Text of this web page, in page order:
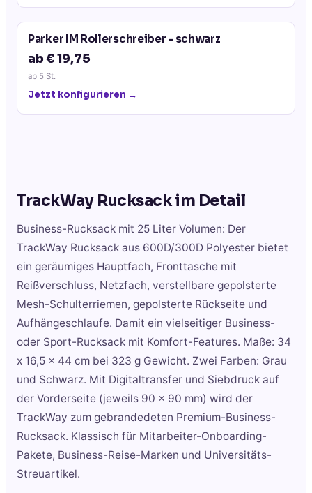
Parker IM Rollerschreiber - schwarz
ab € 19,75
ab 5 St.
Jetzt konfigurieren →
TrackWay Rucksackim Detail
Business-Rucksack mit 25 Liter Volumen: Der
TrackWay Rucksack aus 600D/300D Polyester bietet
ein geräumiges Hauptfach, Fronttasche mit
Reißverschluss, Netzfach, verstellbare gepolsterte
Mesh-Schulterriemen, gepolsterte Rückseite und
Aufhängeschlaufe. Damit ein vielseitiger Business-
oder Sport-Rucksack mit Komfort-Features. Maße: 34
x 16,5 x 44 cm bei 323 g Gewicht. Zwei Farben: Grau
und Schwarz. Mit Digitaltransfer und Siebdruck auf
der Vorderseite (jeweils 90 x 90 mm) wird der
TrackWay zum gebrandedeten Premium-Business-
Rucksack. Klassisch für Mitarbeiter-Onboarding-
Pakete, Business-Reise-Marken und Universitäts-
Streuartikel.